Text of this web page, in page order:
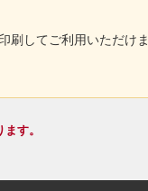
刷してご利用いただけま
す。